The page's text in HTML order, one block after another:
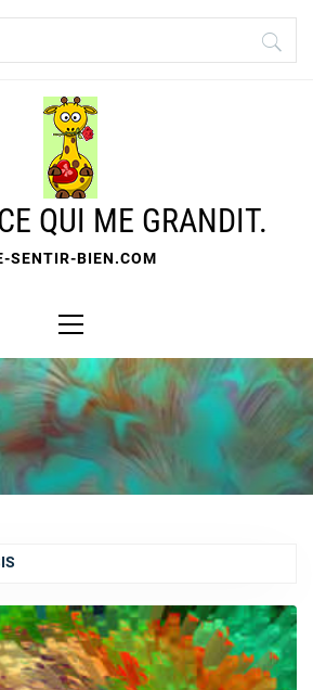
QUI ME GRANDIT.
SENTIR-BIEN.COM
Menu